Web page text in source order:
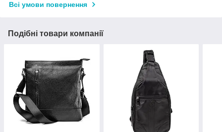
Всі умови повернення
Подібні товари компанії